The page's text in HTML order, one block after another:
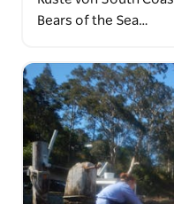
Bears of the Sea…